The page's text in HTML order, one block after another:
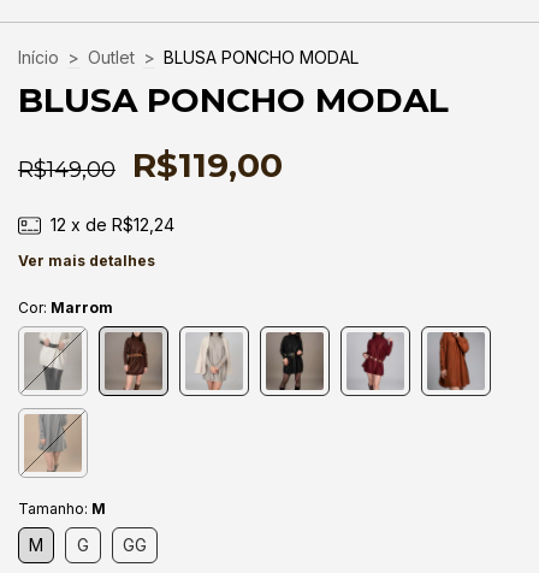
Início > Outlet > BLUSA PONCHO MODAL
BLUSA PONCHO MODAL
R$149,00 R$119,00
12 x de R$12,24
Ver mais detalhes
Cor: Marrom
Tamanho: M
M G GG